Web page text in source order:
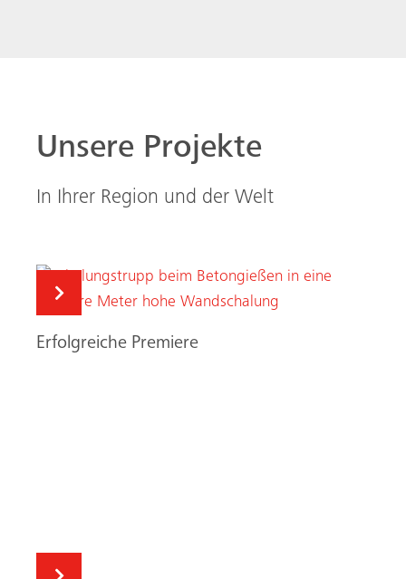
Unsere Projekte
In Ihrer Region und der Welt
Erfolgreiche Premiere